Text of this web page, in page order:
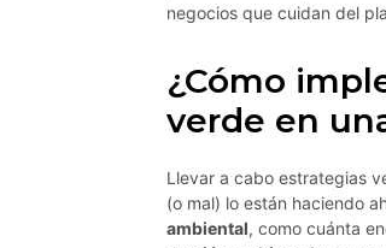
negocios que cuidan del
¿Cómo
verde en
Llevar a cabo estrategias
(o mal) lo están haciendo
ambiental, como cuánta